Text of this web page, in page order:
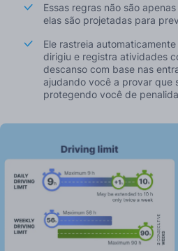
Essas regras não são
elas são projetadas para
Ele rastreia
dirigiu e registra atividades
descanso com base nas
ajudando você a provar que
protegendo você de